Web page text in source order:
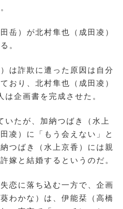
岳）が北村隼也（成田凌）
。
は詐欺に遭った原因は自分
おり、北村隼也（成田凌）
企画書を完成させた。
いたが、加納つばき（水上
凌）に「もう会えない」と
つばき（水上京香）には親
嫁と結婚するというのだ。
恋に落ち込む一方で、企画
わかな）は、伊能栞（高橋